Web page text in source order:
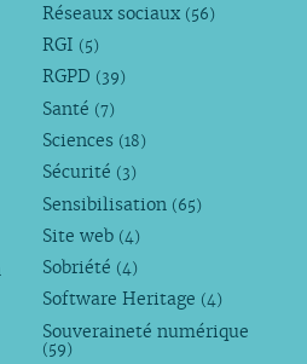
Réseaux sociaux (56)
RGI (5)
RGPD (39)
Santé (7)
Sciences (18)
Sécurité (3)
Sensibilisation (65)
Site web (4)
Sobriété (4)
Software Heritage (4)
Souveraineté numérique
(59)